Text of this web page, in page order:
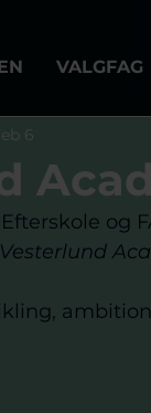
VALGFAG
6
og
Vesterlund